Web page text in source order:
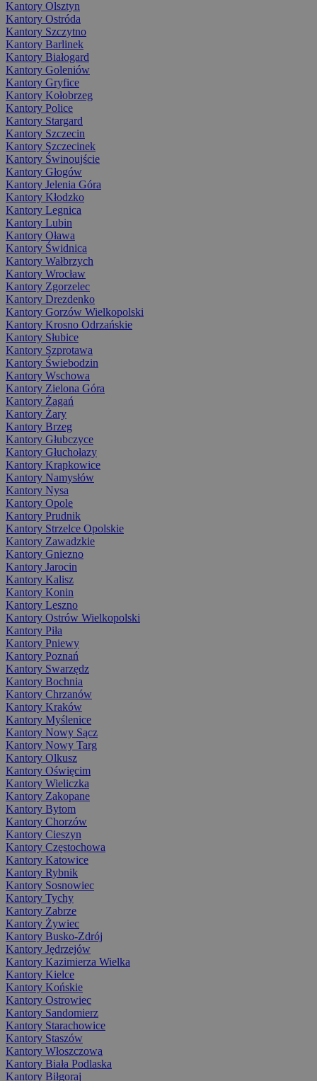
Kantory Olsztyn
Kantory Ostróda
Kantory Szczytno
Kantory Barlinek
Kantory Białogard
Kantory Goleniów
Kantory Gryfice
Kantory Kołobrzeg
Kantory Police
Kantory Stargard
Kantory Szczecin
Kantory Szczecinek
Kantory Świnoujście
Kantory Głogów
Kantory Jelenia Góra
Kantory Kłodzko
Kantory Legnica
Kantory Lubin
Kantory Oława
Kantory Świdnica
Kantory Wałbrzych
Kantory Wrocław
Kantory Zgorzelec
Kantory Drezdenko
Kantory Gorzów Wielkopolski
Kantory Krosno Odrzańskie
Kantory Słubice
Kantory Szprotawa
Kantory Świebodzin
Kantory Wschowa
Kantory Zielona Góra
Kantory Żagań
Kantory Żary
Kantory Brzeg
Kantory Głubczyce
Kantory Głuchołazy
Kantory Krapkowice
Kantory Namysłów
Kantory Nysa
Kantory Opole
Kantory Prudnik
Kantory Strzelce Opolskie
Kantory Zawadzkie
Kantory Gniezno
Kantory Jarocin
Kantory Kalisz
Kantory Konin
Kantory Leszno
Kantory Ostrów Wielkopolski
Kantory Piła
Kantory Pniewy
Kantory Poznań
Kantory Swarzędz
Kantory Bochnia
Kantory Chrzanów
Kantory Kraków
Kantory Myślenice
Kantory Nowy Sącz
Kantory Nowy Targ
Kantory Olkusz
Kantory Oświęcim
Kantory Wieliczka
Kantory Zakopane
Kantory Bytom
Kantory Chorzów
Kantory Cieszyn
Kantory Częstochowa
Kantory Katowice
Kantory Rybnik
Kantory Sosnowiec
Kantory Tychy
Kantory Zabrze
Kantory Żywiec
Kantory Busko-Zdrój
Kantory Jędrzejów
Kantory Kazimierza Wielka
Kantory Kielce
Kantory Końskie
Kantory Ostrowiec
Kantory Sandomierz
Kantory Starachowice
Kantory Staszów
Kantory Włoszczowa
Kantory Biała Podlaska
Kantory Biłgoraj